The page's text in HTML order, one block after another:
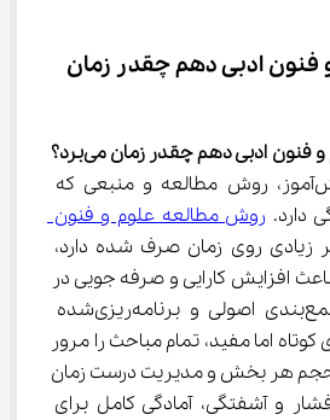
و فنون ادبی دهم چقدر زمان
ادبی دهم چقدر زمان می‌برد؟
به میزان تسلط دانش‌آموز، روش مطالعه و منبعی که
روش مطالعه علوم و فنون
زیادی روی زمان صرف شده دارد،
افزایش کارایی و صرفه جویی در
وقت می‌شود. اگر جمع‌بندی اصولی و برنامه‌ریزی‌شده
می‌توان در بازه‌ای کوتاه اما مفید، تمام مباحث را مرور
هر بخش و مدیریت درست زمان
فشار و آشفتگی، آمادگی کامل برای